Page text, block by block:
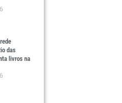
das
livros na